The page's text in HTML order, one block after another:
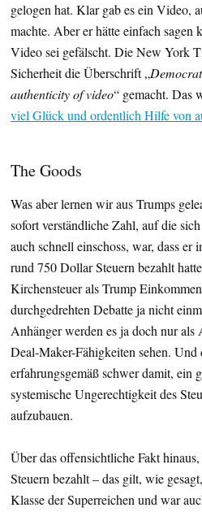
gelogen hat. Klar gab es ein Video,
machte. Aber er hätte einfach sagen
Video sei gefälscht. Die New York
Sicherheit die Überschrift „
authenticity of video“ gemacht. Das
viel Glück und ordentlich Hilfe von
The Goods
Was aber lernen wir aus Trumps
sofort verständliche Zahl, auf die
auch schnell einschoss, war, dass er
rund 750 Dollar Steuern bezahlt
Kirchensteuer als Trump
durchgedrehten Debatte ja nicht
Anhänger werden es ja doch nur als
Deal-Maker-Fähigkeiten sehen.
erfahrungsgemäß schwer damit, ein
systemische Ungerechtigkeit des
aufzubauen.
Über das offensichtliche Fakt
Steuern bezahlt – das gilt, wie
Klasse der Superreichen und war